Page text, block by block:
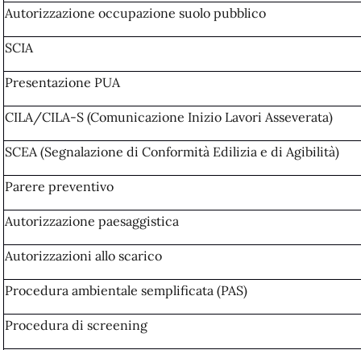
Autorizzazione occupazione suolo pubblico
SCIA
Presentazione PUA
CILA/CILA-S (Comunicazione Inizio Lavori Asseverata)
SCEA (Segnalazione di Conformità Edilizia e di Agibilità)
Parere preventivo
Autorizzazione paesaggistica
Autorizzazioni allo scarico
Procedura ambientale semplificata (PAS)
Procedura di screening